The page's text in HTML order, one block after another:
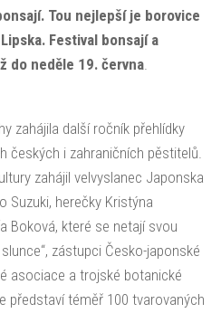
Tou nejlepší je borovice
Festival bonsají a
do neděle 19. června
zahájila další ročník přehlídky
českých i zahraničních pěstitelů.
zahájil velvyslanec Japonska
Suzuki, herečky Kristýna
Boková, které se netají svou
zástupci Česko-japonské
asociace a trojské botanické
představí téměř 100 tvarovaných